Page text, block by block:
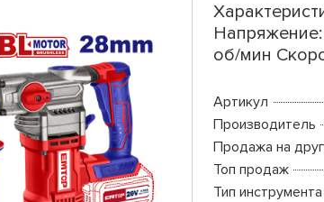
об/мин
Артикул
Производитель
Продажа на
Топ продаж
Тип инструмента